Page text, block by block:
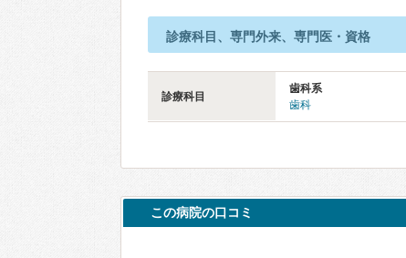
診療科目、専門外来、専門医・資格
診療科目
歯科系
歯科
この病院の口コミ